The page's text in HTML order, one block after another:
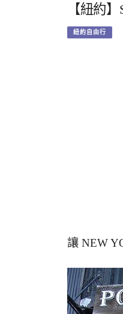
【紐約
紐約自由行
讓 NEW